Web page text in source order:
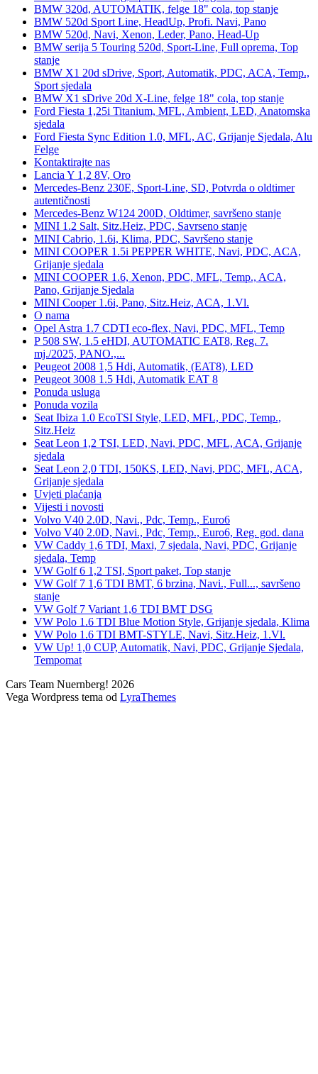
BMW 320d, AUTOMATIK, felge 18" cola, top stanje
BMW 520d Sport Line, HeadUp, Profi. Navi, Pano
BMW 520d, Navi, Xenon, Leder, Pano, Head-Up
BMW serija 5 Touring 520d, Sport-Line, Full oprema, Top
stanje
BMW X1 20d sDrive, Sport, Automatik, PDC, ACA, Temp.,
Sport sjedala
BMW X1 sDrive 20d X-Line, felge 18" cola, top stanje
Ford Fiesta 1,25i Titanium, MFL, Ambient, LED, Anatomska
sjedala
Ford Fiesta Sync Edition 1.0, MFL, AC, Grijanje Sjedala, Alu
Felge
Kontaktirajte nas
Lancia Y 1,2 8V, Oro
Mercedes-Benz 230E, Sport-Line, SD, Potvrda o oldtimer
autentičnosti
Mercedes-Benz W124 200D, Oldtimer, savršeno stanje
MINI 1.2 Salt, Sitz.Heiz, PDC, Savrseno stanje
MINI Cabrio, 1.6i, Klima, PDC, Savršeno stanje
MINI COOPER 1.5i PEPPER WHITE, Navi, PDC, ACA,
Grijanje sjedala
MINI COOPER 1.6, Xenon, PDC, MFL, Temp., ACA,
Pano, Grijanje Sjedala
MINI Cooper 1.6i, Pano, Sitz.Heiz, ACA, 1.Vl.
O nama
Opel Astra 1.7 CDTI eco-flex, Navi, PDC, MFL, Temp
P 508 SW, 1.5 eHDI, AUTOMATIC EAT8, Reg. 7.
mj./2025, PANO.,...
Peugeot 2008 1,5 Hdi, Automatik, (EAT8), LED
Peugeot 3008 1.5 Hdi, Automatik EAT 8
Ponuda usluga
Ponuda vozila
Seat Ibiza 1.0 EcoTSI Style, LED, MFL, PDC, Temp.,
Sitz.Heiz
Seat Leon 1,2 TSI, LED, Navi, PDC, MFL, ACA, Grijanje
sjedala
Seat Leon 2,0 TDI, 150KS, LED, Navi, PDC, MFL, ACA,
Grijanje sjedala
Uvjeti plaćanja
Vijesti i novosti
Volvo V40 2.0D, Navi., Pdc, Temp., Euro6
Volvo V40 2.0D, Navi., Pdc, Temp., Euro6, Reg. god. dana
VW Caddy 1,6 TDI, Maxi, 7 sjedala, Navi, PDC, Grijanje
sjedala, Temp
VW Golf 6 1,2 TSI, Sport paket, Top stanje
VW Golf 7 1,6 TDI BMT, 6 brzina, Navi., Full..., savršeno
stanje
VW Golf 7 Variant 1,6 TDI BMT DSG
VW Polo 1.6 TDI Blue Motion Style, Grijanje sjedala, Klima
VW Polo 1.6 TDI BMT-STYLE, Navi, Sitz.Heiz, 1.Vl.
VW Up! 1,0 CUP, Automatik, Navi, PDC, Grijanje Sjedala,
Tempomat
Cars Team Nuernberg! 2026
Vega Wordpress tema od LyraThemes